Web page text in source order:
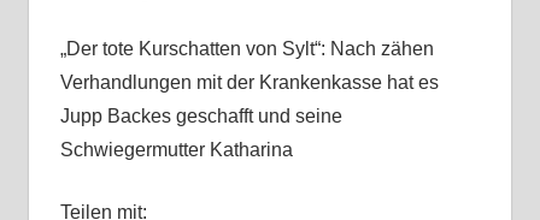
„Der tote Kurschatten von Sylt“: Nach zähen
Verhandlungen mit der Krankenkasse hat es
Jupp Backes geschafft und seine
Schwiegermutter Katharina
Teilen mit: